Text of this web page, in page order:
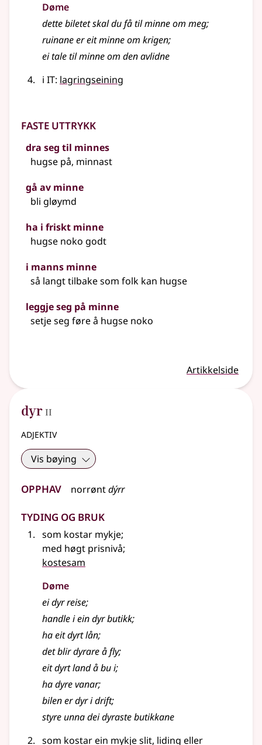
Døme
dette biletet skal du få til minne om meg;
ruinane er eit minne om krigen;
ei tale til minne om den avlidne
i IT: lagringseining
Faste uttrykk
dra seg til minnes
hugse på, minnast
gå av minne
bli gløymd
ha i friskt minne
hugse noko godt
i manns minne
så langt tilbake som folk kan hugse
leggje seg på minne
setje seg føre å hugse noko
Artikkelside
dyr 2
II
adjektiv
Vis bøying
Opphav norrøntdýrr
Tyding og bruk
som kostar mykje;
med høgt prisnivå;
kostesam
Døme
ei dyr reise;
handle i ein dyr butikk;
ha eit dyrt lån;
det blir dyrare å fly;
eit dyrt land å bu i;
ha dyre vanar;
bilen er dyr i drift;
styre unna dei dyraste butikkane
som kostar ein mykje slit, liding eller